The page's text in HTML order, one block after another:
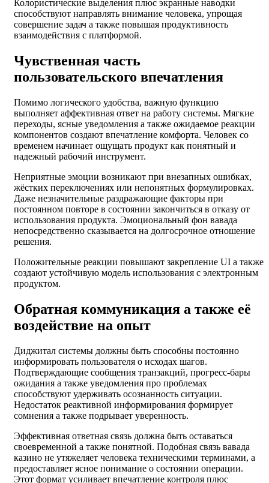
Колористические выделения плюс экранные наводки
способствуют направлять внимание человека, упрощая
совершение задач а также повышая продуктивность
взаимодействия с платформой.
Чувственная часть
пользовательского впечатления
Помимо логического удобства, важную функцию
выполняет аффективная ответ на работу системы. Мягкие
переходы, ясные уведомления а также ожидаемое реакции
компонентов создают впечатление комфорта. Человек со
временем начинает ощущать продукт как понятный и
надежный рабочий инструмент.
Неприятные эмоции возникают при внезапных ошибках,
жёстких переключениях или непонятных формулировках.
Даже незначительные раздражающие факторы при
постоянном повторе в состоянии закончиться в отказу от
использования продукта. Эмоциональный фон вавада
непосредственно сказывается на долгосрочное отношение
решения.
Положительные реакции повышают закрепление UI а также
создают устойчивую модель использования с электронным
продуктом.
Обратная коммуникация а также её
воздействие на опыт
Диджитал системы должны быть способны постоянно
информировать пользователя о исходах шагов.
Подтверждающие сообщения транзакций, прогресс-бары
ожидания а также уведомления про проблемах
способствуют удерживать осознанность ситуации.
Недостаток реактивной информирования формирует
сомнения а также подрывает уверенность.
Эффективная ответная связь должна быть оставаться
своевременной а также понятной. Подобная связь вавада
казино не утяжеляет человека техническими терминами, а
предоставляет ясное понимание о состоянии операции.
Этот формат усиливает впечатление контроля плюс